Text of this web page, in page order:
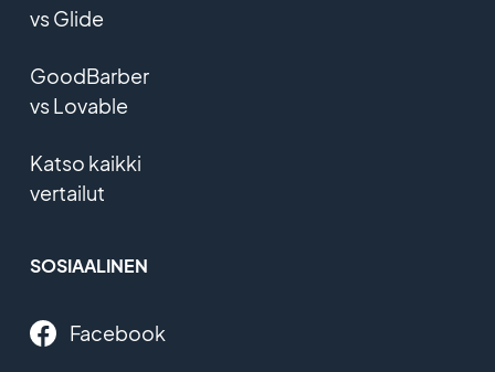
vs Glide
GoodBarber
vs Lovable
Katso kaikki
vertailut
SOSIAALINEN
Facebook